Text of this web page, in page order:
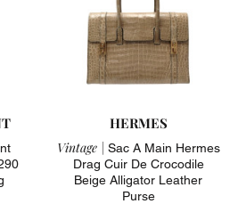
HERMES
Vintage | Sac A Main Hermes
Drag Cuir De Crocodile
Beige Alligator Leather
Purse